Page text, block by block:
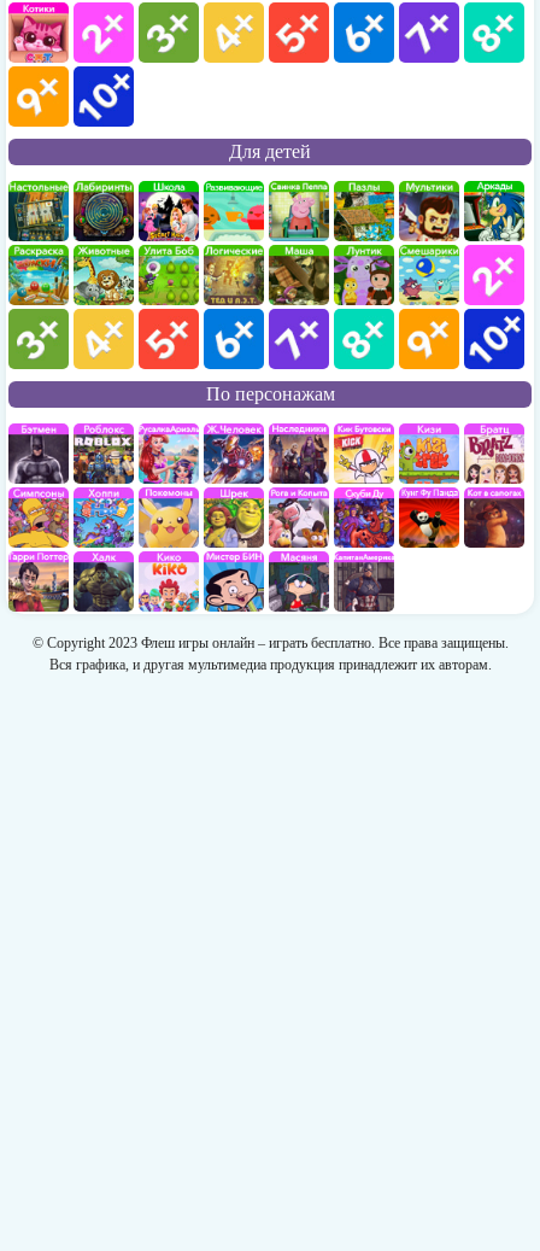
Для детей
По персонажам
© Copyright 2023 Флеш игры онлайн – играть бесплатно. Все права защищены.
Вся графика, и другая мультимедиа продукция принадлежит их авторам.